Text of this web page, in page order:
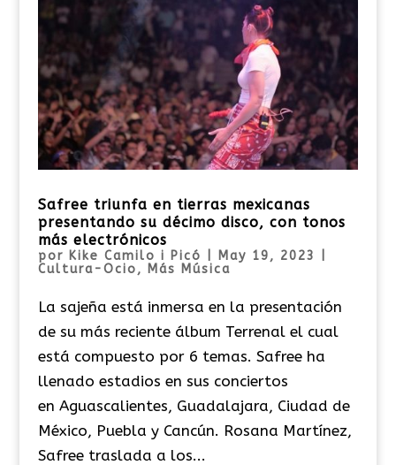
Safree triunfa en tierras mexicanas
presentando su décimo disco, con tonos
más electrónicos
por Kike Camilo i Picó May 19, 2023
Cultura-Ocio, Más Música
La sajeña está inmersa en la presentación
de su más reciente álbum Terrenal el cual
está compuesto por 6 temas. Safree ha
llenado estadios en sus conciertos
en Aguascalientes, Guadalajara, Ciudad de
México, Puebla y Cancún. Rosana Martínez,
Safree traslada a los...